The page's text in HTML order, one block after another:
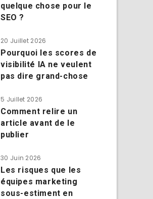
quelque chose pour le
SEO ?
20 Juillet 2026
Pourquoi les scores de
visibilité IA ne veulent
pas dire grand-chose
5 Juillet 2026
Comment relire un
article avant de le
publier
30 Juin 2026
Les risques que les
équipes marketing
sous-estiment en